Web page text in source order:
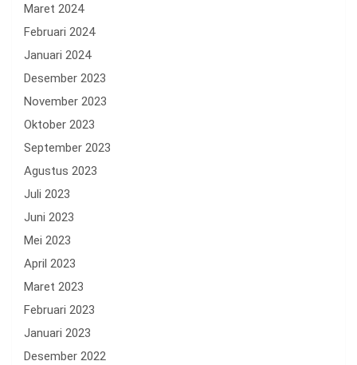
Maret 2024
Februari 2024
Januari 2024
Desember 2023
November 2023
Oktober 2023
September 2023
Agustus 2023
Juli 2023
Juni 2023
Mei 2023
April 2023
Maret 2023
Februari 2023
Januari 2023
Desember 2022